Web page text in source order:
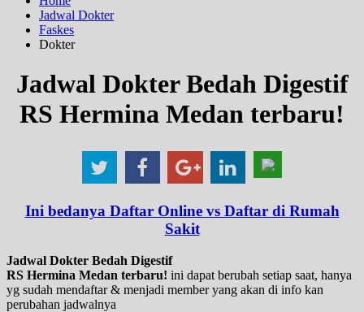
Jadwal Dokter
Faskes
Dokter
Jadwal Dokter Bedah Digestif
RS Hermina Medan terbaru!
Ini bedanya Daftar Online vs Daftar di Rumah
Sakit
Jadwal Dokter Bedah Digestif
RS Hermina Medan terbaru! ini dapat berubah setiap saat, hanya
yg sudah mendaftar & menjadi member yang akan di info kan
perubahan jadwalnya